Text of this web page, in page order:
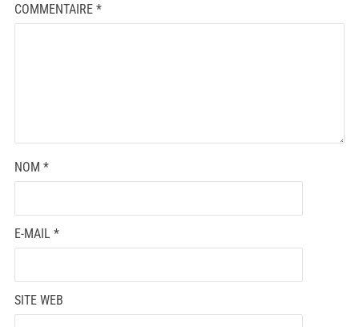
COMMENTAIRE *
NOM *
E-MAIL *
SITE WEB